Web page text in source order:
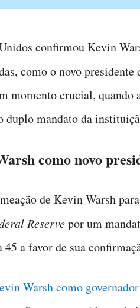
confirmou Kevin
como o novo presidente
momento crucial, quando
duplo mandato da
como novo
de Kevin Warsh
Reservepor um
45 a favor de sua
Warsh como